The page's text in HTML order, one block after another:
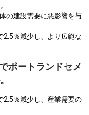
の建設需要に悪影響を与
2.5％減少し、より広範な
ポートランドセメ
2.5％減少し、産業需要の